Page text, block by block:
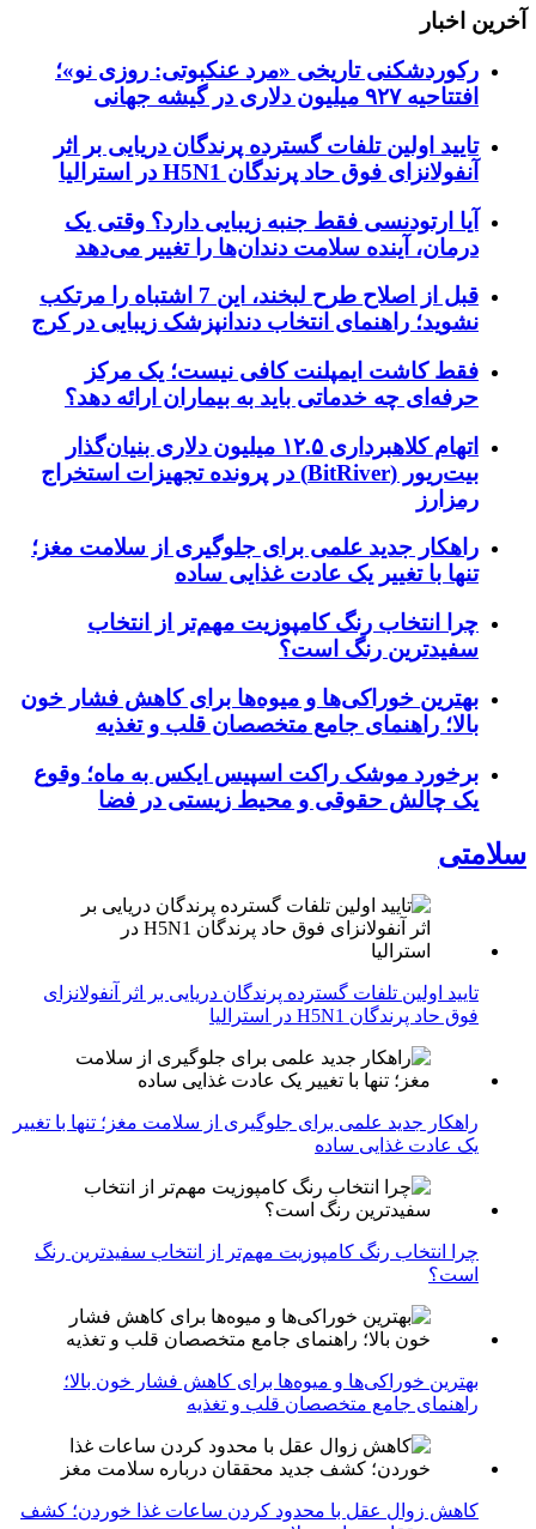
آخرین اخبار
رکوردشکنی تاریخی «مرد عنکبوتی: روزی نو»؛
افتتاحیه ۹۲۷ میلیون دلاری در گیشه جهانی
تایید اولین تلفات گسترده پرندگان دریایی بر اثر
آنفولانزای فوق حاد پرندگان H5N1 در استرالیا
آیا ارتودنسی فقط جنبه زیبایی دارد؟ وقتی یک
درمان، آینده سلامت دندان‌ها را تغییر می‌دهد
قبل از اصلاح طرح لبخند، این 7 اشتباه را مرتکب
نشوید؛ راهنمای انتخاب دندانپزشک زیبایی در کرج
فقط کاشت ایمپلنت کافی نیست؛ یک مرکز
حرفه‌ای چه خدماتی باید به بیماران ارائه دهد؟
اتهام کلاهبرداری ۱۲.۵ میلیون دلاری بنیان‌گذار
بیت‌ریور (BitRiver) در پرونده تجهیزات استخراج
رمزارز
راهکار جدید علمی برای جلوگیری از سلامت مغز؛
تنها با تغییر یک عادت غذایی ساده
چرا انتخاب رنگ کامپوزیت مهم‌تر از انتخاب
سفیدترین رنگ است؟
بهترین خوراکی‌ها و میوه‌ها برای کاهش فشار خون
بالا؛ راهنمای جامع متخصصان قلب و تغذیه
برخورد موشک راکت اسپیس ایکس به ماه؛ وقوع
یک چالش حقوقی و محیط زیستی در فضا
سلامتی
تایید اولین تلفات گسترده پرندگان دریایی بر اثر آنفولانزای
فوق حاد پرندگان H5N1 در استرالیا
راهکار جدید علمی برای جلوگیری از سلامت مغز؛ تنها با تغییر
یک عادت غذایی ساده
چرا انتخاب رنگ کامپوزیت مهم‌تر از انتخاب سفیدترین رنگ
است؟
بهترین خوراکی‌ها و میوه‌ها برای کاهش فشار خون بالا؛
راهنمای جامع متخصصان قلب و تغذیه
کاهش زوال عقل با محدود کردن ساعات غذا خوردن؛ کشف